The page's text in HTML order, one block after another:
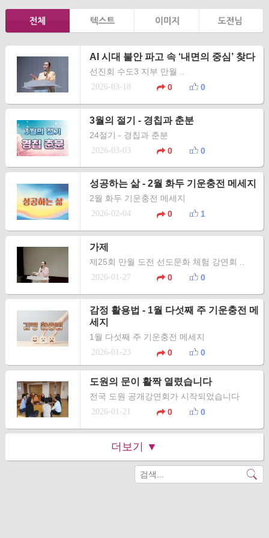
AI 시대 불안 파고 속 ‘내면의 중심’ 찾다
선진회 수도3 지부 만월 ..
2026-03-18 0 0
3월의 절기 - 경칩과 춘분
24절기 - 경칩과 춘분
2026-03-03 0 0
성공하는 삶 - 2월 화두 기운충전 메세지
2월 화두 기운충전 메세지
2026-02-04 0 1
가제
제25회 만월 도전 선도문화 체험 강연회 ..
2026-01-27 0 0
감정 활용법 - 1월 다섯째 주 기운충전 메
세지
1월 다섯째 주 기운충전 메세지
2026-01-23 0 0
도원의 문이 활짝 열렸습니다
전국 도원 공개강연회가 시작되었습니다
2026-01-21 0 0
더보기 ▼